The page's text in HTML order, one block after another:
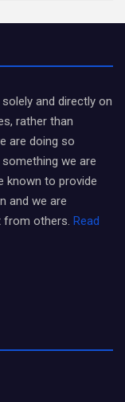
and directly on
rather than
are doing so
we are
known to provide
and we are
from others. Read